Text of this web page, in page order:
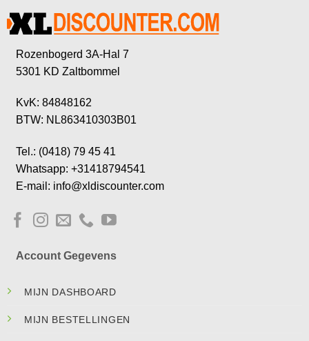
Rozenbogerd 3A-Hal 7
5301 KD Zaltbommel
KvK: 84848162
BTW: NL863410303B01
Tel.: (0418) 79 45 41
Whatsapp: +31418794541
E-mail: info@xldiscounter.com
Account Gegevens
MIJN DASHBOARD
MIJN BESTELLINGEN